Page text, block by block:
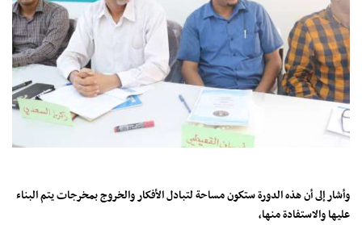
وأشار إلى أن هذه الدورة ستكون مساحة لتبادل الأفكار والخروج بمخرجات يتم البناء
عليها والاستفادة منها،